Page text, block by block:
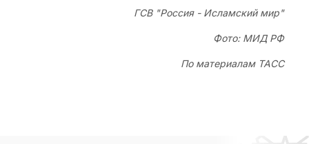
ГСВ "Россия - Исламский мир"
Фото: МИД РФ
По материалам ТАСС